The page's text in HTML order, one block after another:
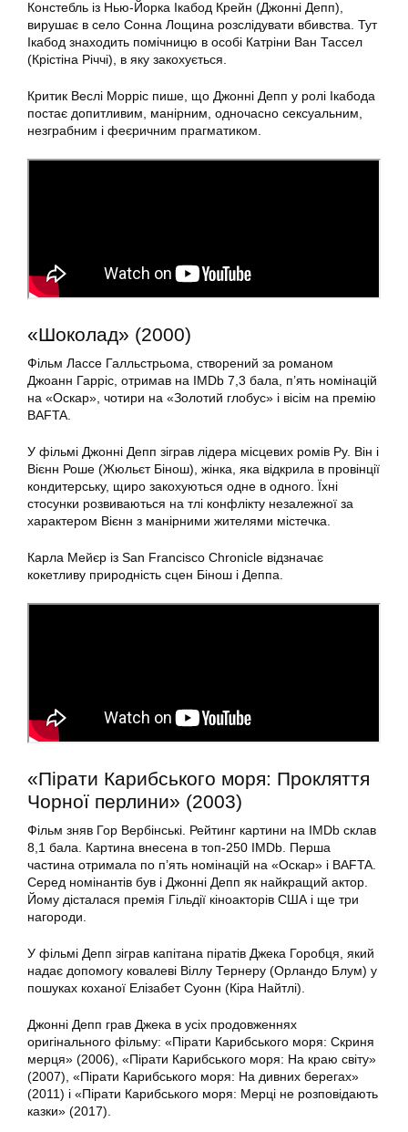
Констебль із Нью-Йорка Ікабод Крейн (Джонні Депп),
вирушає в село Сонна Лощина розслідувати вбивства. Тут
Ікабод знаходить помічницю в особі Катріни Ван Тассел
(Крістіна Річчі), в яку закохується.
Критик Веслі Морріс пише, що Джонні Депп у ролі Ікабода
постає допитливим, манірним, одночасно сексуальним,
незграбним і феєричним прагматиком.
«Шоколад» (2000)
Фільм Лассе Галльстрьома, створений за романом
Джоанн Гарріс, отримав на IMDb 7,3 бала, п’ять номінацій
на «Оскар», чотири на «Золотий глобус» і вісім на премію
BAFTA.
У фільмі Джонні Депп зіграв лідера місцевих ромів Ру. Він і
Вієнн Роше (Жюльєт Бінош), жінка, яка відкрила в провінції
кондитерську, щиро закохуються одне в одного. Їхні
стосунки розвиваються на тлі конфлікту незалежної за
характером Вієнн з манірними жителями містечка.
Карла Мейєр із San Francisco Chronicle відзначає
кокетливу природність сцен Бінош і Деппа.
«Пірати Карибського моря: Прокляття
Чорної перлини» (2003)
Фільм зняв Гор Вербінські. Рейтинг картини на IMDb склав
8,1 бала. Картина внесена в топ-250 IMDb. Перша
частина отримала по п’ять номінацій на «Оскар» і BAFTA.
Серед номінантів був і Джонні Депп як найкращий актор.
Йому дісталася премія Гільдії кіноакторів США і ще три
нагороди.
У фільмі Депп зіграв капітана піратів Джека Горобця, який
надає допомогу ковалеві Віллу Тернеру (Орландо Блум) у
пошуках коханої Елізабет Суонн (Кіра Найтлі).
Джонні Депп грав Джека в усіх продовженнях
оригінального фільму: «Пірати Карибського моря: Скриня
мерця» (2006), «Пірати Карибського моря: На краю світу»
(2007), «Пірати Карибського моря: На дивних берегах»
(2011) і «Пірати Карибського моря: Мерці не розповідають
казки» (2017).